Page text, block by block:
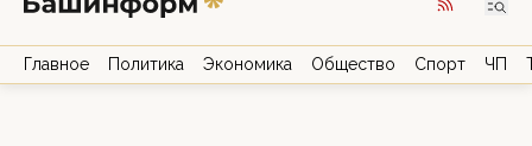
Главное Политика Экономика Общество Спорт ЧП